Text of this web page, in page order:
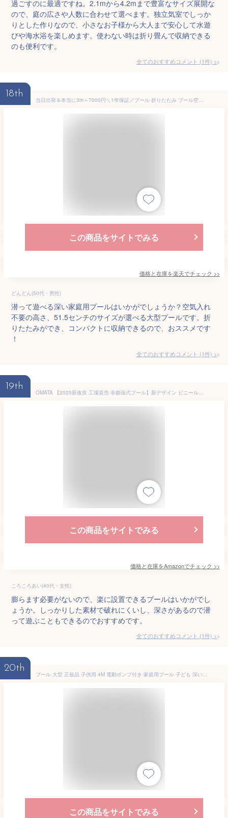
過ごすのに最適ですね。2.1mから4.2mまで豊富なサイズ展開な
ので、庭の広さや人数に合わせて選べます。独立気室でしっか
りとした作りなので、小さなお子様から大人まで安心して水遊
びや海水浴を楽しめます。使わない時は折り畳んで収納できる
のも便利です。
全てのおすすめコメント (1件) >
18th
当日出荷＆本当に3m＝7000円＼1年保証／プール 折りたたみ プール空気入れ不要 折り畳み プール 1.6m/1.85m/2.1m/2.6m/3m/4m大型家庭用 折りたたみ プール折りたたみ プール プール子供用折り畳みプールプール 折り畳みプール 滑り台 プール 大型 折りたたみ プール
この商品をサイトでみる
価格と在庫を楽天でチェック >>
どんどん(50代・男性)
潜って遊べる深い家庭用プールはいかがでしょうか？空気入れ
不要の高さ、51.5センチのサイズが選べる大型プールです。折
りたたみができ、コンパクトに収納できるので、おススメです
！
全てのおすすめコメント (1件) >
19th
OMATA 【2025新改良 工場直売 非膨張式プール】新デザイン ビニールプール 空気入れ不要 大型 子供用 家庭用 長方形 折り畳み式 収納便利 1秒高速オープン 耐高温 耐摩擦 安全無毒 水遊び 猛暑対策 家庭用 屋内用 アウトドア用 大型 水遊び 簡単な排水 安心安全な 日本語説明書付き（内径180*110*51CM,外径210*140*51CM)
この商品をサイトでみる
価格と在庫をAmazonでチェック >>
ころころあい(40代・女性)
膨らます必要がないので、楽に設置できるプールはいかがでし
ょうか。しっかりした素材で破れにくいし、深さがあるので潜
って遊ぶこともできるのでおすすめです。
全てのおすすめコメント (1件) >
20th
プール 大型 正規品 子供用 4M 電動ポンプ付き 家庭用プール 子ども 深い プール 大型 特大 プール ビニールプール キッズプール 大型 レジャープール プレイプール ビッグサイズ エアープール 子ども 大人 3m 夏 あす楽
この商品をサイトでみる